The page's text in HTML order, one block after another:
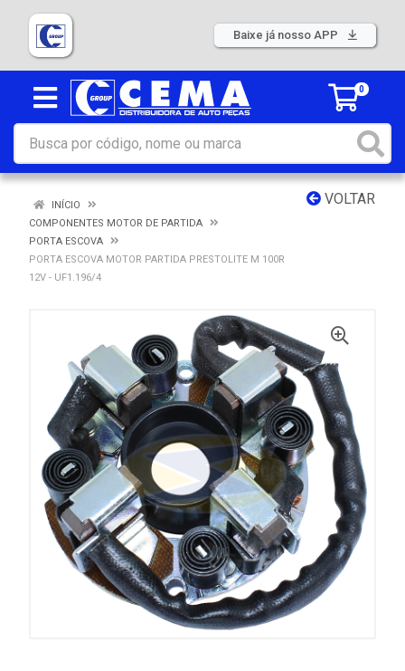
Baixe já nosso APP
0
VOLTAR
INÍCIO
COMPONENTES MOTOR DE PARTIDA
PORTA ESCOVA
PORTA ESCOVA MOTOR PARTIDA PRESTOLITE M 100R
12V - UF1.196/4